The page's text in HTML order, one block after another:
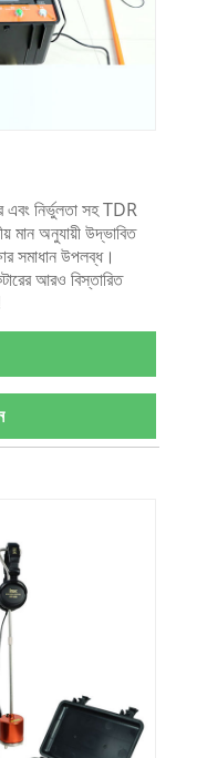
নির্ভুলতা সহ TDR
মান অনুযায়ী উদ্ভাবিত
সমাধান উপলব্ধ।
আরও বিস্তারিত